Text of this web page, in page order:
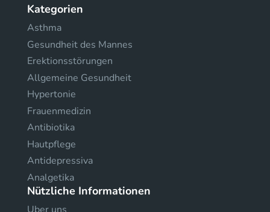
Kategorien
Asthma
Gesundheit des Mannes
Erektionsstörungen
Allgemeine Gesundheit
Hypertonie
Frauenmedizin
Antibiotika
Hautpflege
Antidepressiva
Analgetika
Nützliche Informationen
Uber uns